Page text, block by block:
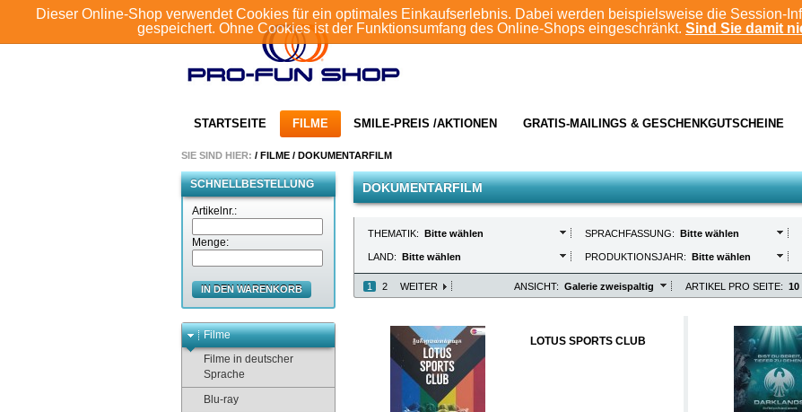
Dieser Online-Shop verwendet Cookies für ein optimales Einkaufserlebnis. Dabei werden beispielsweise die Session-
gespeichert. Ohne Cookies ist der Funktionsumfang des Online-Shops eingeschränkt. Sind Sie damit
STARTSEITE FILME SMILE-PREIS /AKTIONEN GRATIS-MAILINGS & GESCHENKGUTSCHEINE
SIE SIND HIER: / FILME / DOKUMENTARFILM
SCHNELLBESTELLUNG
Artikelnr.:
Menge:
IN DEN WARENKORB
Filme
Filme in deutscher
Sprache
Blu-ray
DOKUMENTARFILM
THEMATIK: Bitte wählen SPRACHFASSUNG: Bitte wählen
LAND: Bitte wählen PRODUKTIONSJAHR: Bitte wählen
1 2 WEITER ARTIKEL PRO SEITE: 10
ANSICHT: Galerie zweispaltig
LOTUS SPORTS CLUB